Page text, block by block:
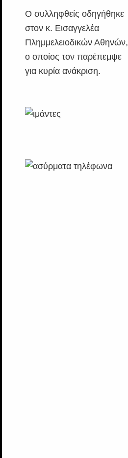
Ο συλληφθείς οδηγήθηκε
στον κ. Εισαγγελέα
Πλημμελειοδικών Αθηνών,
ο οποίος τον παρέπεμψε
για κυρία ανάκριση.